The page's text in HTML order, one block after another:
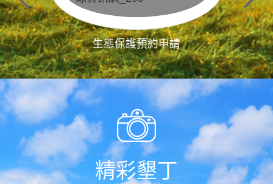
生態保護預約申請
精彩墾丁